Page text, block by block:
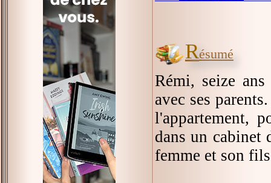
Résumé
Rémi, seize
avec ses
l'appartement,
dans un cabinet
femme et son